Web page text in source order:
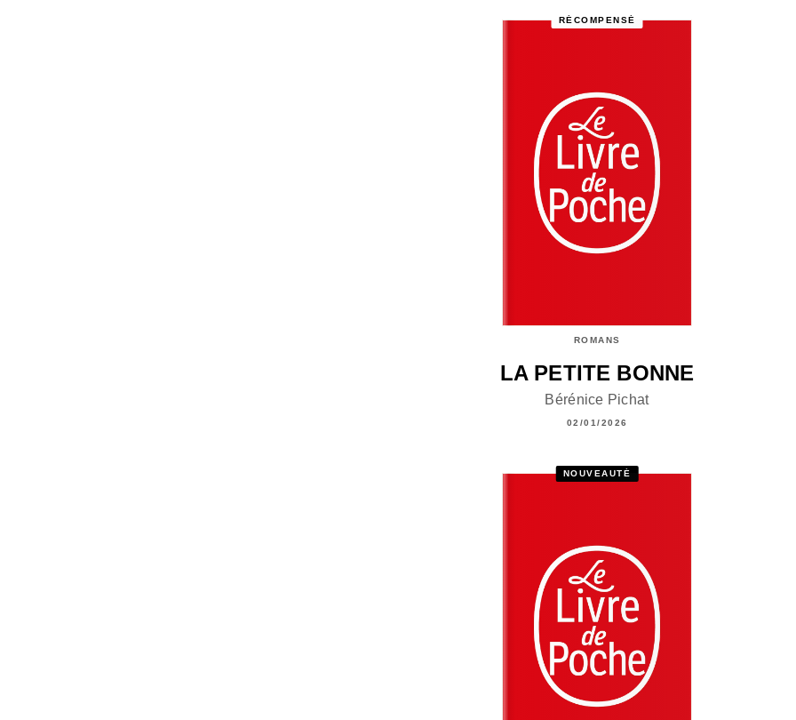
RÉCOMPENSÉ
ROMANS
LA PETITE BONNE
Bérénice Pichat
02/01/2026
NOUVEAUTÉ